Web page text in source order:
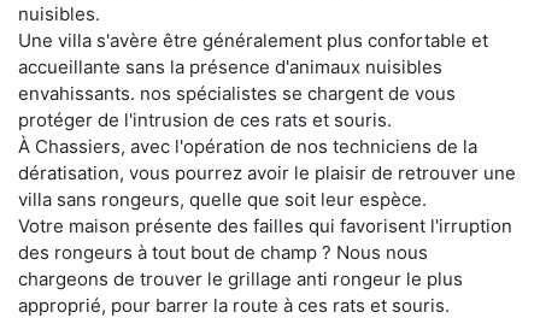
nuisibles.
Une villa s'avère être généralement plus confortable et
accueillante sans la présence d'animaux nuisibles
envahissants. nos spécialistes se chargent de vous
protéger de l'intrusion de ces rats et souris.
À Chassiers, avec l'opération de nos techniciens de la
dératisation, vous pourrez avoir le plaisir de retrouver une
villa sans rongeurs, quelle que soit leur espèce.
Votre maison présente des failles qui favorisent l'irruption
des rongeurs à tout bout de champ ? Nous nous
chargeons de trouver le grillage anti rongeur le plus
approprié, pour barrer la route à ces rats et souris.